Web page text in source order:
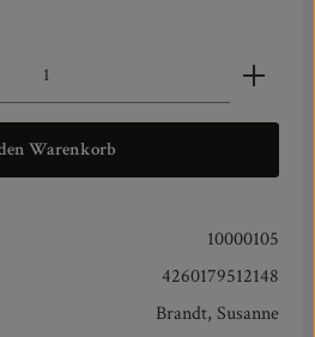
gewünschten Wert ein oder
Warenkorb
10000105
4260179512148
Brandt, Susanne